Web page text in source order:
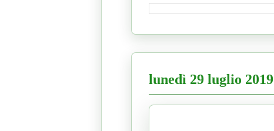
lunedì 29 luglio 2019